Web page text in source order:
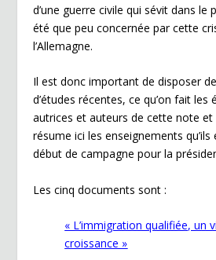
d’une guerre civile qui sévit dans le
été que peu concernée par cette
l’Allemagne.
Il est donc important de disposer
d’études récentes, ce qu’on fait les
autrices et auteurs de cette note et
résume ici les enseignements
début de campagne pour la
Les cinq documents sont :
« L’immigration qualifiée, un
croissance »